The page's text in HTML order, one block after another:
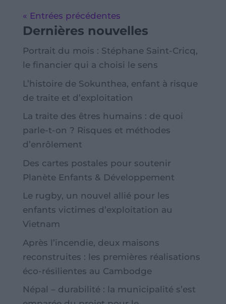
« Entrées précédentes
Dernières nouvelles
Portrait du mois : Stéphane Saint-Cricq,
le financier qui a choisi le sens
L’histoire de Sokunthea, enfant à risque
de traite et d’exploitation
La traite des êtres humains : de quoi
parle-t-on ? Risques et méthodes
d’enrôlement
Des cartes postales pour soutenir
Planète Enfants & Développement
Le rugby, un nouvel allié pour les
enfants victimes d’exploitation au
Vietnam
Après l’incendie, deux maisons
reconstruites : les premières réalisations
éco-résilientes au Cambodge
Népal – durabilité : la municipalité s’est